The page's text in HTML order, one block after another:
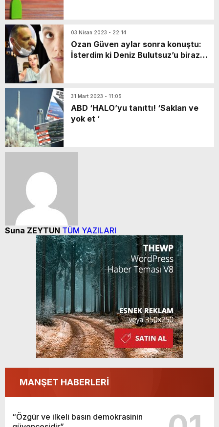
03 Nisan 2023 - 22:14
Ozan Güven aylar sonra konuştu:
İsterdim ki Deniz Bulutsuz’u biraz
31 Mart 2023 - 11:05
ABD ‘HALO’yu tanıttı! ‘Saklan ve
yok et ‘
Suna ZEYTUN TÜM YAZILARI
MANŞET HABERLERİ
“Özgür ve ilkeli basın demokrasinin